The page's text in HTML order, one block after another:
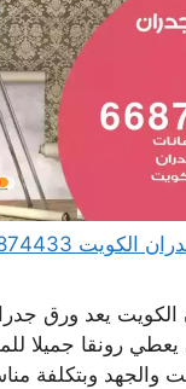
يعد ورق
يعطي رونقا جميلا
والجهد وبتكلفة